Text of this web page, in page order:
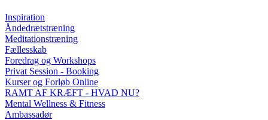
Inspiration
Åndedrætstræning
Meditationstræning
Fællesskab
Foredrag og Workshops
Privat Session - Booking
Kurser og Forløb Online
RAMT AF KRÆFT - HVAD NU?
Mental Wellness & Fitness
Ambassadør